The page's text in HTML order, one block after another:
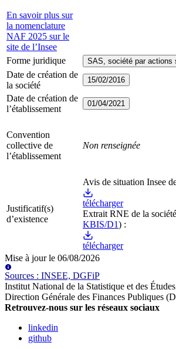
En savoir plus sur
la nomenclature
NAF 2025 sur le
site de l’Insee
Forme juridique SAS, société par actions
Date de création de
la société
15/02/2016
Date de création de
l’établissement
01/04/2021
Convention
collective de
l’établissement
Non renseignée
Justificatif(s)
d’existence
Avis de situation Insee
télécharger
Extrait RNE de la société
KBIS/D1) :
télécharger
Mise à jour le 06/08/2026
Sources : INSEE, DGFiP
Institut National de la Statistique et des
Direction Générale des Finances Publiques
Retrouvez-nous sur les réseaux sociaux
linkedin
github